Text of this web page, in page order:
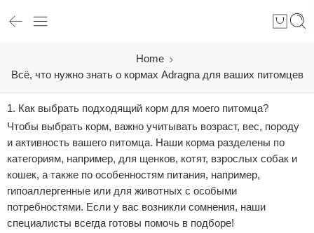
Home
Всё, что нужно знать о кормах Adragna для ваших питомцев
1. Как выбрать подходящий корм для моего питомца?
Чтобы выбрать корм, важно учитывать возраст, вес, породу
и активность вашего питомца. Наши корма разделены по
категориям, например, для щенков, котят, взрослых собак и
кошек, а также по особенностям питания, например,
гипоаллергенные или для животных с особыми
потребностями. Если у вас возникли сомнения, наши
специалисты всегда готовы помочь в подборе!